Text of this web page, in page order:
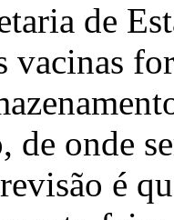
de
vacinas
onde
é